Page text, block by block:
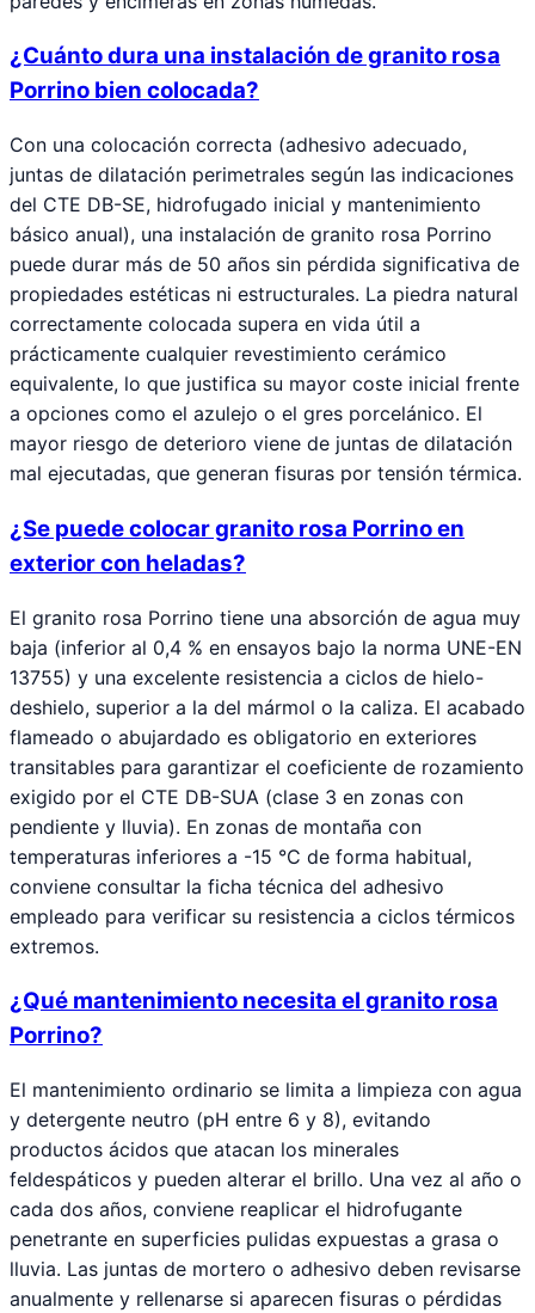
¿Cuánto dura una instalación de granito rosa
Porrino bien colocada?
Con una colocación correcta (adhesivo adecuado,
juntas de dilatación perimetrales según las indicaciones
del CTE DB-SE, hidrofugado inicial y mantenimiento
básico anual), una instalación de granito rosa Porrino
puede durar más de 50 años sin pérdida significativa de
propiedades estéticas ni estructurales. La piedra natural
correctamente colocada supera en vida útil a
prácticamente cualquier revestimiento cerámico
equivalente, lo que justifica su mayor coste inicial frente
a opciones como el azulejo o el gres porcelánico. El
mayor riesgo de deterioro viene de juntas de dilatación
mal ejecutadas, que generan fisuras por tensión térmica.
¿Se puede colocar granito rosa Porrino en
exterior con heladas?
El granito rosa Porrino tiene una absorción de agua muy
baja (inferior al 0,4 % en ensayos bajo la norma UNE-EN
13755) y una excelente resistencia a ciclos de hielo-
deshielo, superior a la del mármol o la caliza. El acabado
flameado o abujardado es obligatorio en exteriores
transitables para garantizar el coeficiente de rozamiento
exigido por el CTE DB-SUA (clase 3 en zonas con
pendiente y lluvia). En zonas de montaña con
temperaturas inferiores a -15 °C de forma habitual,
conviene consultar la ficha técnica del adhesivo
empleado para verificar su resistencia a ciclos térmicos
extremos.
¿Qué mantenimiento necesita el granito rosa
Porrino?
El mantenimiento ordinario se limita a limpieza con agua
y detergente neutro (pH entre 6 y 8), evitando
productos ácidos que atacan los minerales
feldespáticos y pueden alterar el brillo. Una vez al año o
cada dos años, conviene reaplicar el hidrofugante
penetrante en superficies pulidas expuestas a grasa o
lluvia. Las juntas de mortero o adhesivo deben revisarse
anualmente y rellenarse si aparecen fisuras o pérdidas